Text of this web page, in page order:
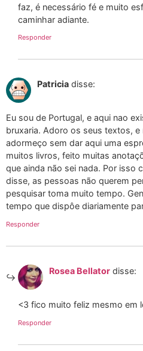
faz, é necessário fé e muito
caminhar adiante.
Responder
Patricia disse:
Eu sou de Portugal, e aqui nao
bruxaria. Adoro os seus textos, e
adormeço sem dar aqui uma
muitos livros, feito muitas
que ainda não sei nada. Por isso
disse, as pessoas não querem
pesquisar toma muito tempo.
tempo que dispôe diariamente
Responder
Rosea Bellator disse:
<3 fico muito feliz mesmo em
Responder